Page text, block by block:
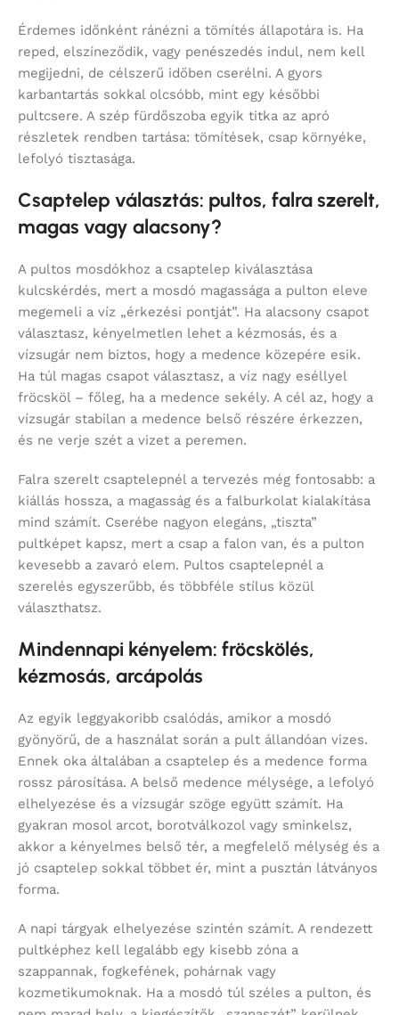
Érdemes időnként ránézni a tömítés állapotára is. Ha
reped, elszíneződik, vagy penészedés indul, nem kell
megijedni, de célszerű időben cserélni. A gyors
karbantartás sokkal olcsóbb, mint egy későbbi
pultcsere. A szép fürdőszoba egyik titka az apró
részletek rendben tartása: tömítések, csap környéke,
lefolyó tisztasága.
Csaptelep választás: pultos, falra szerelt,
magas vagy alacsony?
A pultos mosdókhoz a csaptelep kiválasztása
kulcskérdés, mert a mosdó magassága a pulton eleve
megemeli a víz „érkezési pontját”. Ha alacsony csapot
választasz, kényelmetlen lehet a kézmosás, és a
vízsugár nem biztos, hogy a medence közepére esik.
Ha túl magas csapot választasz, a víz nagy eséllyel
fröcsköl – főleg, ha a medence sekély. A cél az, hogy a
vízsugár stabilan a medence belső részére érkezzen,
és ne verje szét a vizet a peremen.
Falra szerelt csaptelepnél a tervezés még fontosabb: a
kiállás hossza, a magasság és a falburkolat kialakítása
mind számít. Cserébe nagyon elegáns, „tiszta”
pultképet kapsz, mert a csap a falon van, és a pulton
kevesebb a zavaró elem. Pultos csaptelepnél a
szerelés egyszerűbb, és többféle stílus közül
választhatsz.
Mindennapi kényelem: fröcskölés,
kézmosás, arcápolás
Az egyik leggyakoribb csalódás, amikor a mosdó
gyönyörű, de a használat során a pult állandóan vizes.
Ennek oka általában a csaptelep és a medence forma
rossz párosítása. A belső medence mélysége, a lefolyó
elhelyezése és a vízsugár szöge együtt számít. Ha
gyakran mosol arcot, borotválkozol vagy sminkelsz,
akkor a kényelmes belső tér, a megfelelő mélység és a
jó csaptelep sokkal többet ér, mint a pusztán látványos
forma.
A napi tárgyak elhelyezése szintén számít. A rendezett
pultképhez kell legalább egy kisebb zóna a
szappannak, fogkefének, pohárnak vagy
kozmetikumoknak. Ha a mosdó túl széles a pulton, és